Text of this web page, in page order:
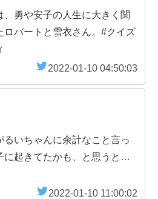
勇や安子の人生に大きく関
ロバートと雪衣さん。#クイズ
2022-01-10 04:50:03
いちゃんに余計なこと言っ
に起きてたかも、と思うと…
2022-01-10 11:00:02